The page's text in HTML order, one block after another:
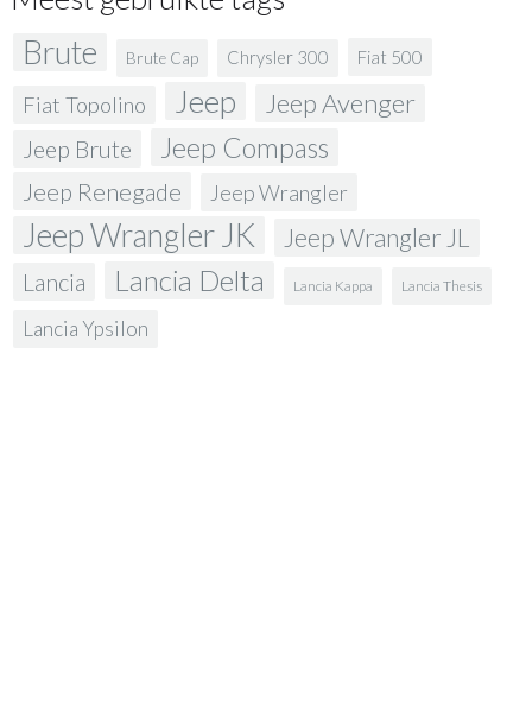
Brute Brute Cap Chrysler 300 Fiat 500
Fiat Topolino Jeep Jeep Avenger
Jeep Brute Jeep Compass
Jeep Renegade Jeep Wrangler
Jeep Wrangler JK Jeep Wrangler JL
Lancia Lancia Delta Lancia Kappa Lancia Thesis
Lancia Ypsilon